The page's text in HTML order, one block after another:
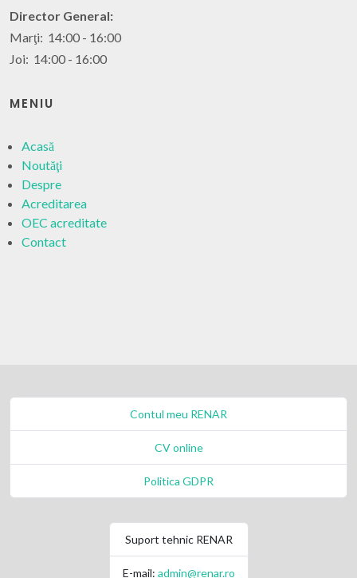
Director General:
Marţi: 14:00 - 16:00
Joi: 14:00 - 16:00
MENIU
Acasă
Noutăţi
Despre
Acreditarea
OEC acreditate
Contact
Contul meu RENAR
CV online
Politica GDPR
Suport tehnic RENAR
E-mail: admin@renar.ro